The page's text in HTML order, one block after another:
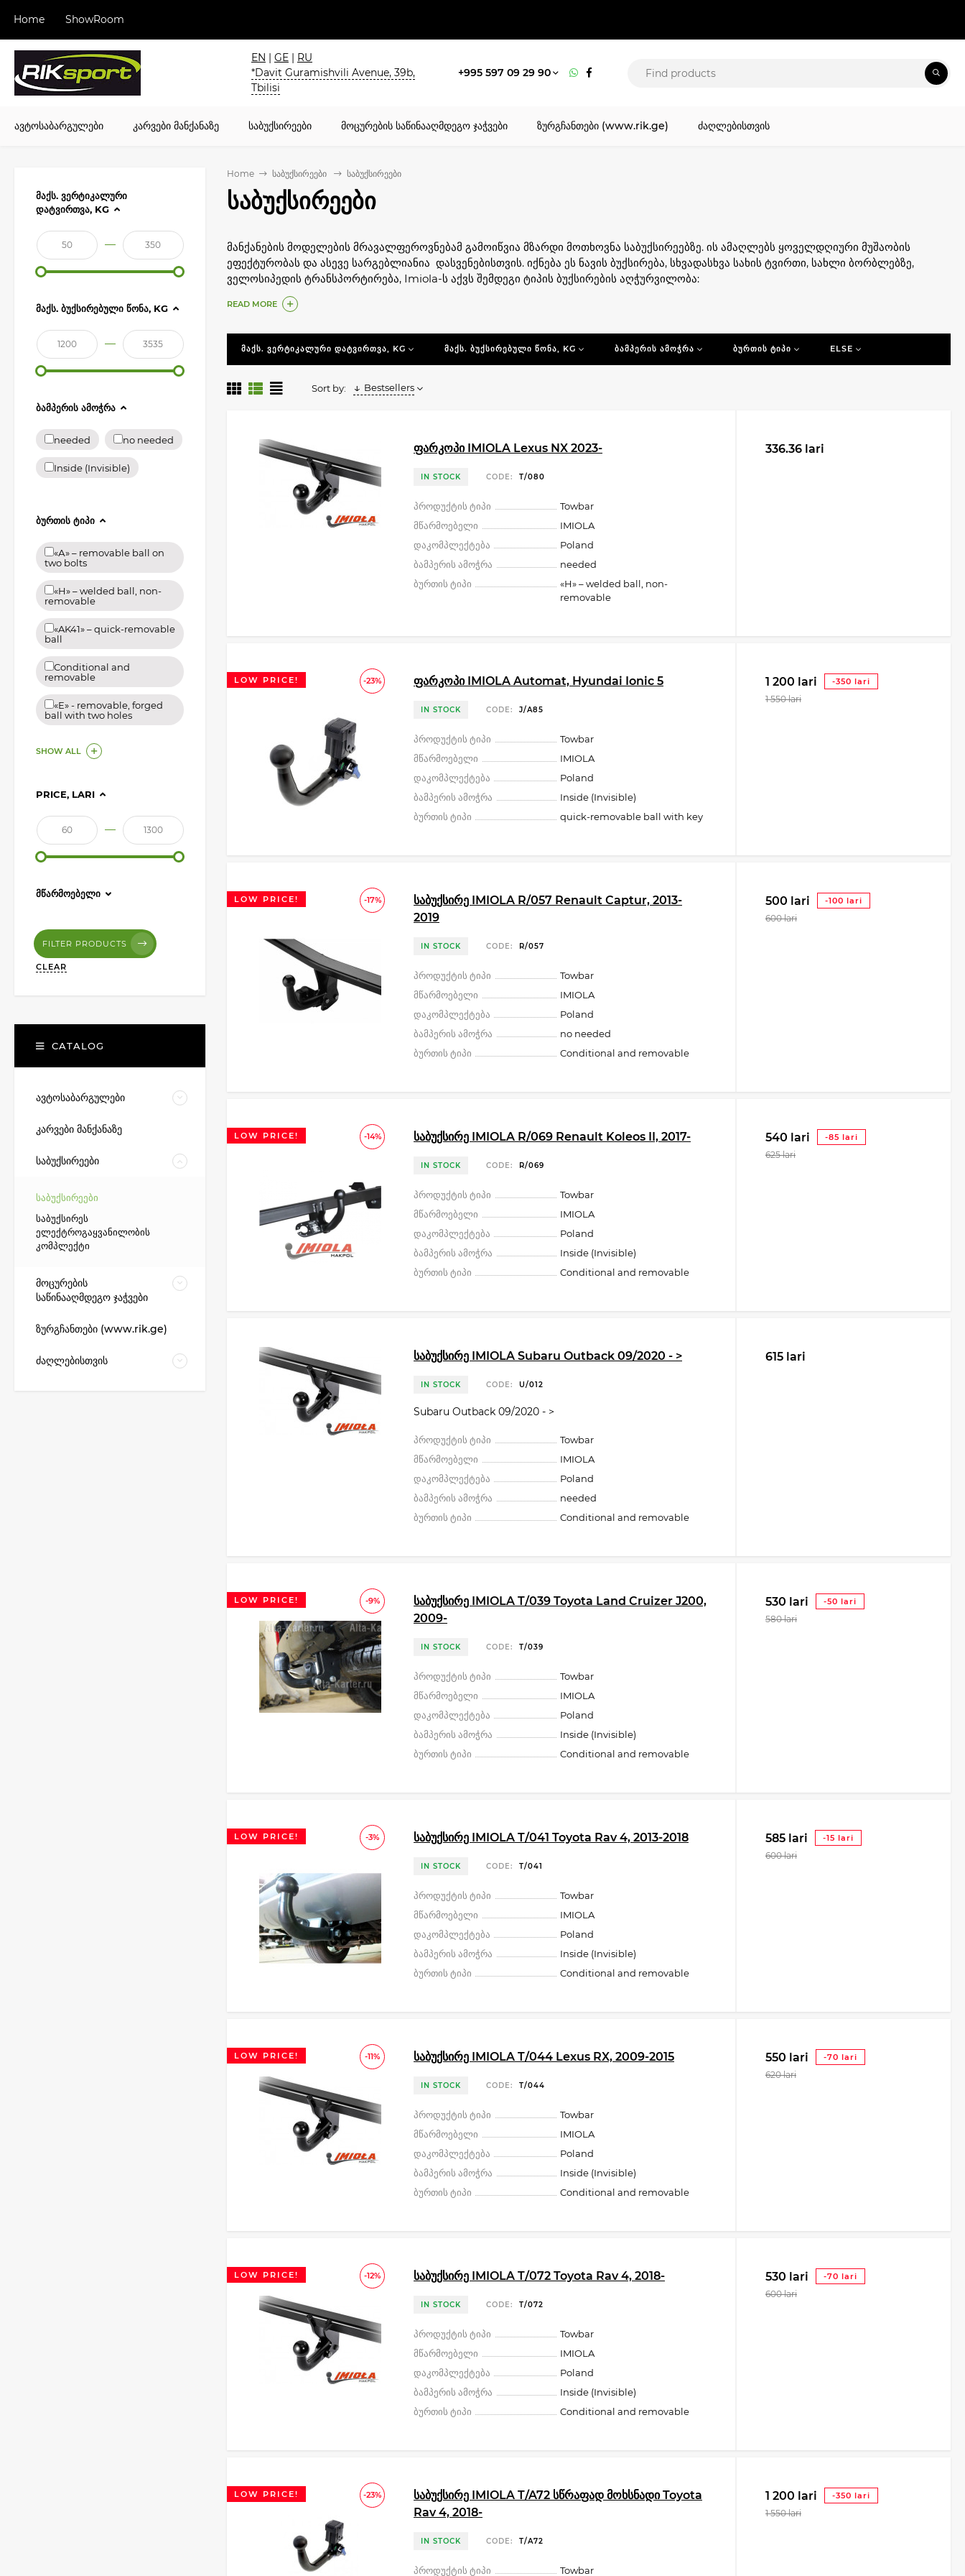
Home ShowRoom
EN | GE| RU
*Davit Guramishvili Avenue, 39b,
Tbilisi
+995 597 09 29 90
ავტოსაბარგულები კარვები მანქანაზე საბუქსირეები მოცურების საწინააღმდეგო ჯაჭვები ზურგჩანთები (www.rik.ge) ძაღლებისთვის
Home საბუქსირეები საბუქსირეები
საბუქსირეები
მანქანების მოდელების მრავალფეროვნებამ გამოიწვია მზარდი მოთხოვნა საბუქსირეებზე. ის ამაღლებს ყოველდღიური მუშაობის
ეფექტურობას და ასევე სარგებლიანია დასვენებისთვის. იქნება ეს ნავის ბუქსირება, სხვადასხვა სახის ტვირთი, სახლი ბორბლებზე,
ველოსიპედის ტრანსპორტირება, Imiola-ს აქვს შემდეგი ტიპის ბუქსირების აღჭურვილობა:
- პირობითად მოხსნადი საბუქსირეე
-სწრაფად მოხსნადი საბუქსირეე
თანამედროვე მანქანები ცნობილია მათი ელექტრონული სისტემების სირთულით,
ამიტომ Imiola გვთავაზობს
READ MORE
ᲛᲐᲥᲡ. ᲕᲔᲠᲢᲘᲙᲐᲚᲣᲠᲘ ᲓᲐᲢᲕᲘᲠᲗᲕᲐ, KG ᲛᲐᲥᲡ. ᲑᲣᲥᲡᲘᲠᲔᲑᲣᲚᲘ ᲬᲝᲜᲐ, KG ᲑᲐᲛᲞᲔᲠᲘᲡ ᲐᲛᲝᲭᲠᲐ ᲑᲣᲠᲗᲘᲡ ᲢᲘᲞᲘ ELSE
Sort by: Bestsellers
ფარკოპი IMIOLA Lexus NX 2023-
IN STOCK CODE: T/080
პროდუქტის ტიპი
Towbar
მწარმოებელი
IMIOLA
დაკომპლექტება
Poland
ბამპერის ამოჭრა
needed
ბურთის ტიპი
«H» – welded ball, non-
removable
336.36 lari
LOW PRICE! -23% ფარკოპი IMIOLA Automat, Hyundai Ionic 5
IN STOCK CODE: J/A85
პროდუქტის ტიპი
Towbar
მწარმოებელი
IMIOLA
დაკომპლექტება
Poland
ბამპერის ამოჭრა
Inside (Invisible)
ბურთის ტიპი
quick-removable ball with key
1 200 lari -350 lari
1 550 lari
LOW PRICE! -17%
საბუქსირე IMIOLA R/057 Renault Captur, 2013-
2019
IN STOCK CODE: R/057
პროდუქტის ტიპი
Towbar
მწარმოებელი
IMIOLA
დაკომპლექტება
Poland
ბამპერის ამოჭრა
no needed
ბურთის ტიპი
Conditional and removable
500 lari -100 lari
600 lari
LOW PRICE! -14% საბუქსირე IMIOLA R/069 Renault Koleos II, 2017-
IN STOCK CODE: R/069
პროდუქტის ტიპი
Towbar
მწარმოებელი
IMIOLA
დაკომპლექტება
Poland
ბამპერის ამოჭრა
Inside (Invisible)
ბურთის ტიპი
Conditional and removable
540 lari -85 lari
625 lari
საბუქსირე IMIOLA Subaru Outback 09/2020 - >
IN STOCK CODE: U/012
Subaru Outback 09/2020 - >
პროდუქტის ტიპი
Towbar
მწარმოებელი
IMIOLA
დაკომპლექტება
Poland
ბამპერის ამოჭრა
needed
ბურთის ტიპი
Conditional and removable
615 lari
LOW PRICE! -9%
საბუქსირე IMIOLA T/039 Toyota Land Cruizer J200,
2009-
IN STOCK CODE: T/039
პროდუქტის ტიპი
Towbar
მწარმოებელი
IMIOLA
დაკომპლექტება
Poland
ბამპერის ამოჭრა
Inside (Invisible)
ბურთის ტიპი
Conditional and removable
530 lari -50 lari
580 lari
LOW PRICE! -3% საბუქსირე IMIOLA T/041 Toyota Rav 4, 2013-2018
IN STOCK CODE: T/041
პროდუქტის ტიპი
Towbar
მწარმოებელი
IMIOLA
დაკომპლექტება
Poland
ბამპერის ამოჭრა
Inside (Invisible)
ბურთის ტიპი
Conditional and removable
585 lari -15 lari
600 lari
LOW PRICE! -11% საბუქსირე IMIOLA T/044 Lexus RX, 2009-2015
IN STOCK CODE: T/044
პროდუქტის ტიპი
Towbar
მწარმოებელი
IMIOLA
დაკომპლექტება
Poland
ბამპერის ამოჭრა
Inside (Invisible)
ბურთის ტიპი
Conditional and removable
550 lari -70 lari
620 lari
LOW PRICE! -12% საბუქსირე IMIOLA T/072 Toyota Rav 4, 2018-
IN STOCK CODE: T/072
პროდუქტის ტიპი
Towbar
მწარმოებელი
IMIOLA
დაკომპლექტება
Poland
ბამპერის ამოჭრა
Inside (Invisible)
ბურთის ტიპი
Conditional and removable
530 lari -70 lari
600 lari
LOW PRICE! -23%
საბუქსირე IMIOLA T/A72 სწრაფად მოხსნადი Toyota
Rav 4, 2018-
IN STOCK CODE: T/A72
პროდუქტის ტიპი Towbar
1 200 lari -350 lari
1 550 lari
ᲛᲐᲥᲡ. ᲕᲔᲠᲢᲘᲙᲐᲚᲣᲠᲘ
ᲓᲐᲢᲕᲘᲠᲗᲕᲐ, KG
—
ᲛᲐᲥᲡ. ᲑᲣᲥᲡᲘᲠᲔᲑᲣᲚᲘ ᲬᲝᲜᲐ, KG
—
ᲑᲐᲛᲞᲔᲠᲘᲡ ᲐᲛᲝᲭᲠᲐ
needed no needed
Inside (Invisible)
ᲑᲣᲠᲗᲘᲡ ᲢᲘᲞᲘ
«А» – removable ball on
two bolts
«H» – welded ball, non-
removable
«AK41» – quick-removable
ball
Conditional and
removable
«E​»​ - removable, forged
ball with two holes
SHOW ALL
PRICE, LARI
—
ᲛᲬᲐᲠᲛᲝᲔᲑᲔᲚᲘ
FILTER PRODUCTS
CLEAR
CATALOG
ავტოსაბარგულები
კარვები მანქანაზე
საბუქსირეები
საბუქსირეები
საბუქსირეს
ელექტროგაყვანილობის
კომპლექტი
მოცურების
საწინააღმდეგო ჯაჭვები
ზურგჩანთები (www.rik.ge)
ძაღლებისთვის